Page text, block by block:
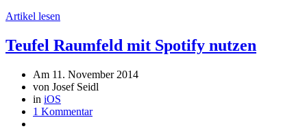
Artikel lesen
Teufel Raumfeld mit Spotify nutzen
Am 11. November 2014
von Josef Seidl
in iOS
1 Kommentar